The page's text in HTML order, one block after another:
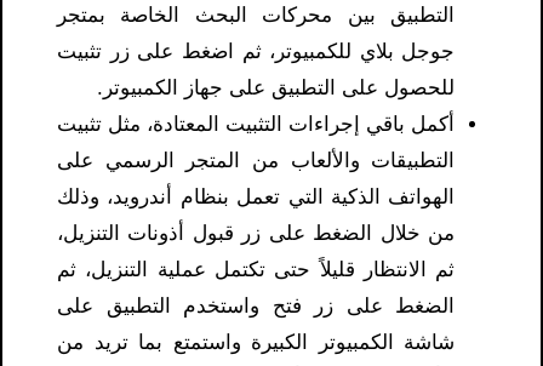
التطبيق بين محركات البحث الخاصة بمتجر
جوجل بلاي للكمبيوتر، ثم اضغط على زر تثبيت
للحصول على التطبيق على جهاز الكمبيوتر.
أكمل باقي إجراءات التثبيت المعتادة، مثل تثبيت
التطبيقات والألعاب من المتجر الرسمي على
الهواتف الذكية التي تعمل بنظام أندرويد، وذلك
من خلال الضغط على زر قبول أذونات التنزيل،
ثم الانتظار قليلاً حتى تكتمل عملية التنزيل، ثم
الضغط على زر فتح واستخدم التطبيق على
شاشة الكمبيوتر الكبيرة واستمتع بما تريد من